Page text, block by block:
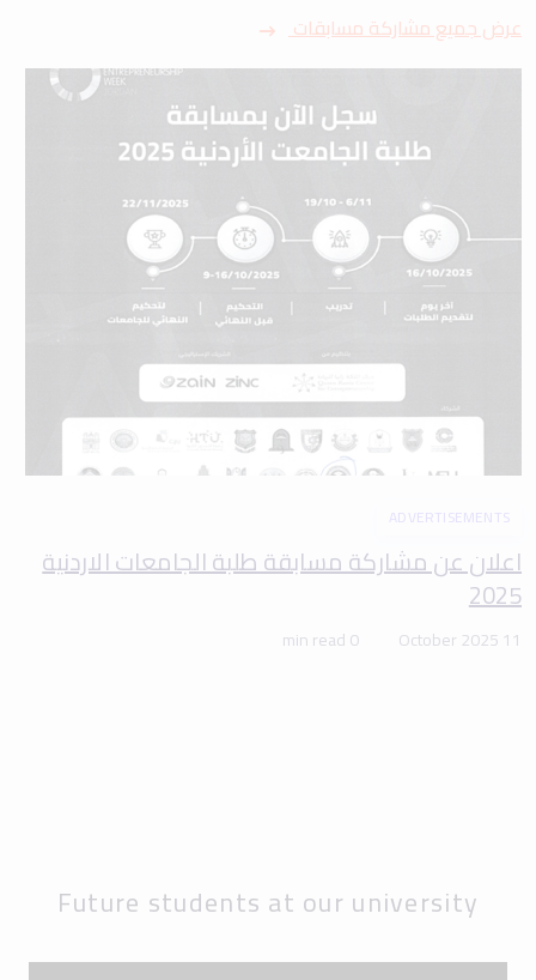
عرض جميع مشاركة مسابقات
ADVERTISEMENTS
اعلان عن مشاركة مسابقة طلبة الجامعات الاردنية
2025
11 October 2025
0 min read
Future students at our university